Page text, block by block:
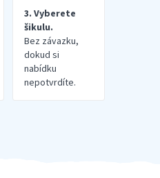
3. Vyberete
šikulu.
Bez závazku,
dokud si
nabídku
nepotvrdíte.